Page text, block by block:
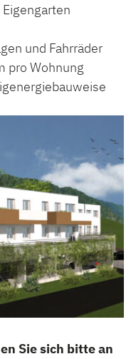
und Fahrräder
pro Wohnung
Sie sich bitte an